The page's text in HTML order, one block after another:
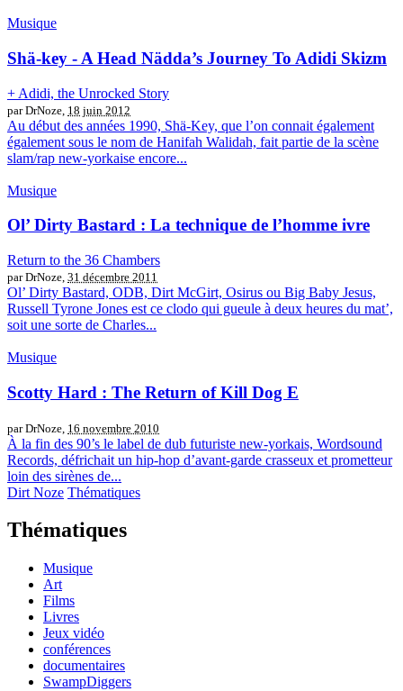
Musique
Shä-key - A Head Nädda’s Journey To Adidi Skizm
+ Adidi, the Unrocked Story
par DrNoze, 18 juin 2012
Au début des années 1990, Shä-Key, que l’on connait également
également sous le nom de Hanifah Walidah, fait partie de la scène
slam/rap new-yorkaise encore...
Musique
Ol’ Dirty Bastard : La technique de l’homme ivre
Return to the 36 Chambers
par DrNoze, 31 décembre 2011
Ol’ Dirty Bastard, ODB, Dirt McGirt, Osirus ou Big Baby Jesus,
Russell Tyrone Jones est ce clodo qui gueule à deux heures du mat’,
soit une sorte de Charles...
Musique
Scotty Hard : The Return of Kill Dog E
par DrNoze, 16 novembre 2010
À la fin des 90’s le label de dub futuriste new-yorkais, Wordsound
Records, défrichait un hip-hop d’avant-garde crasseux et prometteur
loin des sirènes de...
Dirt Noze Thématiques
Thématiques
Musique
Art
Films
Livres
Jeux vidéo
conférences
documentaires
SwampDiggers